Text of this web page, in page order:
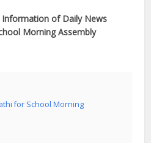
of Daily News
Morning Assembly
for School Morning